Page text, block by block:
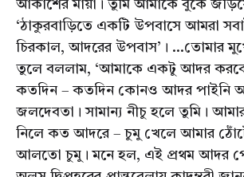
আকাশের মায়া। তুমি আমাকে বুকে
‘ঠাকুরবাড়িতে একটি উপবাসে আমরা
চিরকাল, আদরের উপবাস’। ...তোমার
তুলে বললাম, ‘আমাকে একটু আদর
কতদিন – কতদিন কোনও আদর পাইনি
জলদেবতা। সামান্য নীচু হলে তুমি।
নিলে কত আদরে – চুমু খেলে আমার
আলতো চুমু। মনে হল, এই প্রথম আদর